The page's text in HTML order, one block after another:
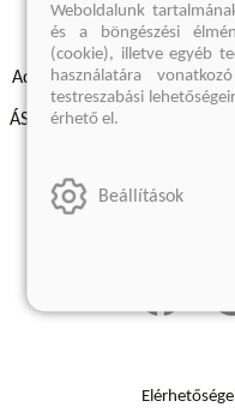
Adatvédelmi szabályzatok
ÁSZF - Vásárlási feltételek
Szállítási
Weboldalunk
és a böngészési
(cookie), illetve egyéb
használatára
testreszabási
érhető el.
Beállítások